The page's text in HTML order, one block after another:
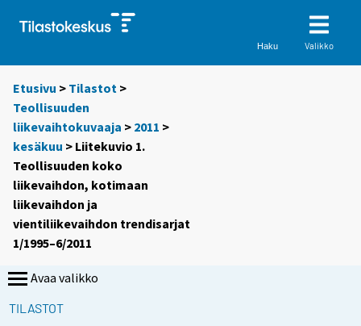
Haku Valikko
Etusivu > Tilastot >
Teollisuuden
liikevaihtokuvaaja > 2011 >
kesäkuu > Liitekuvio 1.
Teollisuuden koko
liikevaihdon, kotimaan
liikevaihdon ja
vientiliikevaihdon trendisarjat
1/1995–6/2011
Avaa valikko
TILASTOT